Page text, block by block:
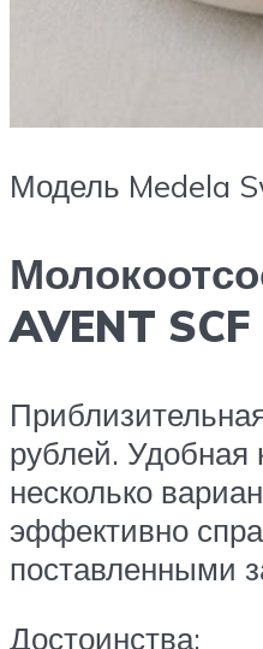
Модель Medela
AVENT SCF
рублей. Удобная
несколько
эффективно
поставленными
Достоинства: